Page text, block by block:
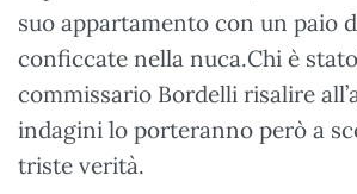
suo appartamento con un paio
conficcate nella nuca.Chi è
commissario Bordelli risalire
indagini lo porteranno però a
triste verità.